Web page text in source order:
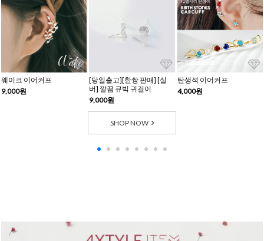
웨이크 이어커프
9,000원
[당일출고][한쌍 판매] [실
버] 깔끔 큐빅 귀걸이
9,000원
탄생석 이어커프
4,000원
SHOP NOW